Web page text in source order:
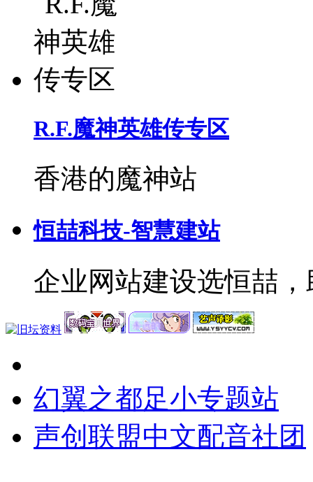
R.F.魔神英雄传专区
香港的魔神站
恒喆科技-智慧建站
企业网站建设选恒喆
幻翼之都足小专题站
声创联盟中文配音社团